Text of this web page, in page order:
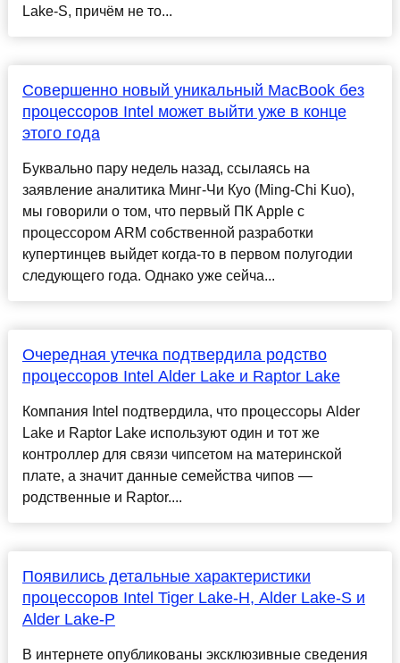
Lake-S, причём не то...
Совершенно новый уникальный MacBook без
процессоров Intel может выйти уже в конце
этого года
Буквально пару недель назад, ссылаясь на
заявление аналитика Минг-Чи Куо (Ming-Chi Kuo),
мы говорили о том, что первый ПК Apple с
процессором ARM собственной разработки
купертинцев выйдет когда-то в первом полугодии
следующего года. Однако уже сейча...
Очередная утечка подтвердила родство
процессоров Intel Alder Lake и Raptor Lake
Компания Intel подтвердила, что процессоры Alder
Lake и Raptor Lake используют один и тот же
контроллер для связи чипсетом на материнской
плате, а значит данные семейства чипов —
родственные и Raptor....
Появились детальные характеристики
процессоров Intel Tiger Lake-H, Alder Lake-S и
Alder Lake-P
В интернете опубликованы эксклюзивные сведения